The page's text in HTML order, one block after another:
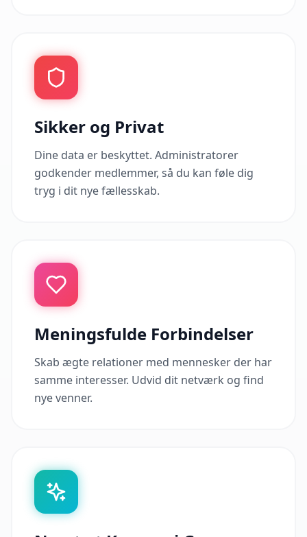
Sikker og Privat
Dine data er beskyttet. Administratorer
godkender medlemmer, så du kan føle dig
tryg i dit nye fællesskab.
Meningsfulde Forbindelser
Skab ægte relationer med mennesker der har
samme interesser. Udvid dit netværk og find
nye venner.